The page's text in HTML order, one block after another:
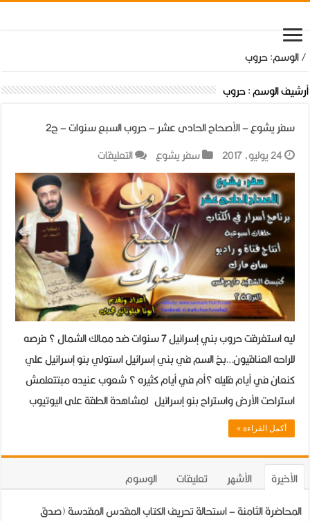
/الوسم:حروب
أرشيف الوسم :حروب
سفر يشوع – الأصحاح الحادى عشر – حروب السبع سنوات – ج2
24 يوليو، 2017
سفر يشوع التعليقات
سفر
يشوع
–
الأصحاح
الحادى
عشر
–
حروب
السبع
سنوات
–
ج2
ليه استغرقت حروب بني إسرائيل 7 سنوات ضد ممالك الشمال ؟ فرصه
للراحه العناقيون…بخ السم في بني إسرائيل استولي بنو إسرائيل علي
كنعان في أيام قليله ؟أم في أيام كثيره ؟ شعوب عنيده مبتتعلمش
استراحت الأرض واستراح بنو إسرائيل لمشاهدة الحلقة على اليوتيوب
أكمل القراءة »
الأخيرة الأشهر تعليقات
الوسوم
المحاضرة الثامنة – استحالة تحريف الكتاب المقدس المقدسة (صدق